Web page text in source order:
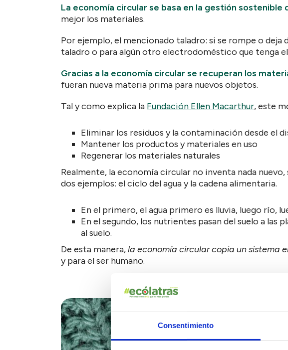
Consentimiento
La economía circular se basa en la gestión sostenible
mejor los materiales.
Por ejemplo, el mencionado taladro: si se rompe o deja
taladro o para algún otro electrodoméstico que tenga
Gracias a la economía circular se recuperan los
fueran nueva materia prima para nuevos objetos.
Tal y como explica la Fundación Ellen Macarthur, este
Eliminar los residuos y la contaminación desde el
Mantener los productos y materiales en uso
Regenerar los materiales naturales
Realmente, la economía circular no inventa nada
dos ejemplos: el ciclo del agua y la cadena alimentaria.
En el primero, el agua primero es lluvia, luego río,
En el segundo, los nutrientes pasan del suelo a las
al suelo.
De esta manera,la economía circular copia un sistema
y para el ser humano.